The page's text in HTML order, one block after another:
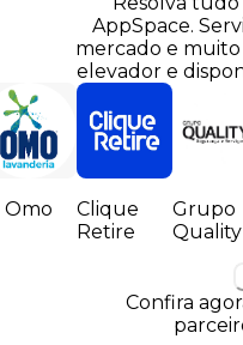
AppSpace.
mercado e muito
elevador e
Omo
Clique
Retire
Grupo
Quality
Confira